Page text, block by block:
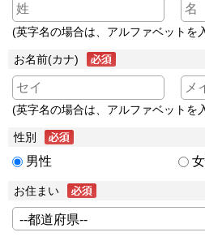
(英字名の場合は、アルファベットを
お名前(カナ)
(英字名の場合は、アルファベットを
性別
男性
お住まい